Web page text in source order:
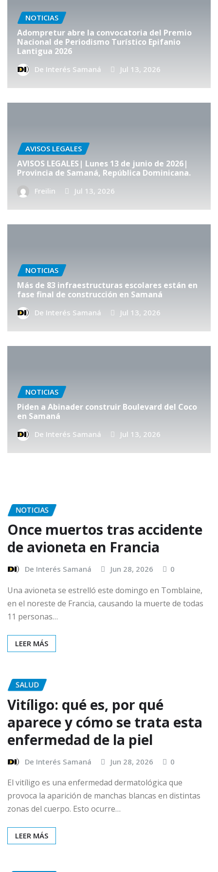
NOTICIAS
Adompretur abre la convocatoria del Premio
Nacional de Periodismo Turístico Epifanio
Lantigua 2026
De Interés Samaná Jul 13, 2026
AVISOS LEGALES
AVISOS LEGALES| Lunes 13 de junio de 2026|
Provincia de Samaná, República Dominicana.
Freilin Jul 13, 2026
NOTICIAS
Más de 83 infraestructuras escolares están en
fase final de construcción en Samaná
De Interés Samaná Jul 13, 2026
NOTICIAS
Piden a Abinader construir Boulevard del Coco
en Samaná
De Interés Samaná Jul 13, 2026
NOTICIAS
Once muertos tras accidente
de avioneta en Francia
De Interés Samaná Jun 28, 2026 0
Una avioneta se estrelló este domingo en Tomblaine,
en el noreste de Francia, causando la muerte de todas
11 personas…
LEER MÁS
SALUD
Vitíligo: qué es, por qué
aparece y cómo se trata esta
enfermedad de la piel
De Interés Samaná Jun 28, 2026 0
El vitíligo es una enfermedad dermatológica que
provoca la aparición de manchas blancas en distintas
zonas del cuerpo. Esto ocurre…
LEER MÁS